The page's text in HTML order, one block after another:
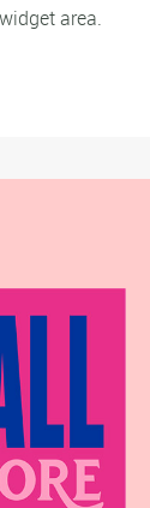
area.